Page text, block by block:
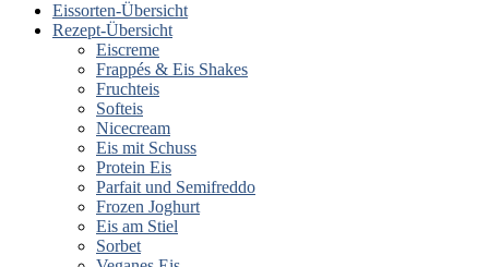
Eissorten-Übersicht
Rezept-Übersicht
Eiscreme
Frappés & Eis Shakes
Fruchteis
Softeis
Nicecream
Eis mit Schuss
Protein Eis
Parfait und Semifreddo
Frozen Joghurt
Eis am Stiel
Sorbet